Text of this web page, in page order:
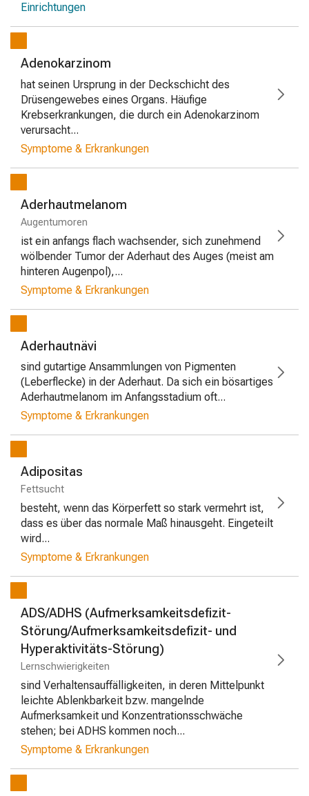
Einrichtungen
Adenokarzinom
hat seinen Ursprung in der Deckschicht des
Drüsengewebes eines Organs. Häufige
Krebserkrankungen, die durch ein Adenokarzinom
verursacht...
Symptome & Erkrankungen
Aderhautmelanom
Augentumoren
ist ein anfangs flach wachsender, sich zunehmend
wölbender Tumor der Aderhaut des Auges (meist am
hinteren Augenpol),...
Symptome & Erkrankungen
Aderhautnävi
sind gutartige Ansammlungen von Pigmenten
(Leberflecke) in der Aderhaut. Da sich ein bösartiges
Aderhautmelanom im Anfangsstadium oft...
Symptome & Erkrankungen
Adipositas
Fettsucht
besteht, wenn das Körperfett so stark vermehrt ist,
dass es über das normale Maß hinausgeht. Eingeteilt
wird...
Symptome & Erkrankungen
ADS/ADHS (Aufmerksamkeitsdefizit-
Störung/Aufmerksamkeitsdefizit- und
Hyperaktivitäts-Störung)
Lernschwierigkeiten
sind Verhaltensauffälligkeiten, in deren Mittelpunkt
leichte Ablenkbarkeit bzw. mangelnde
Aufmerksamkeit und Konzentrationsschwäche
stehen; bei ADHS kommen noch...
Symptome & Erkrankungen